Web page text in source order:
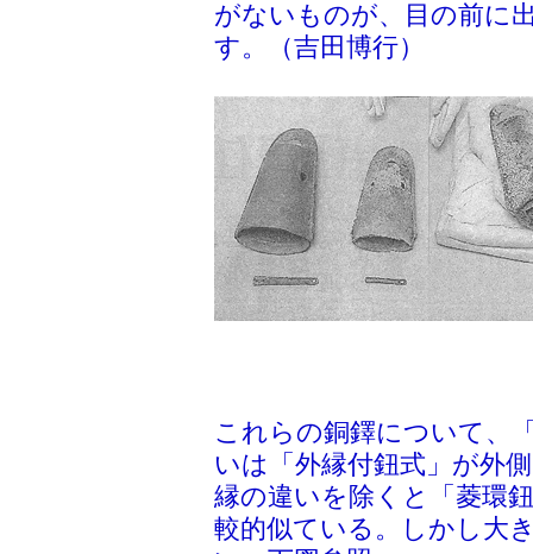
がないものが、目の前に
す。（吉田博行）
これらの銅鐸について、
いは「外縁付鈕式」が外
縁の違いを除くと「菱環
較的似ている。しかし大